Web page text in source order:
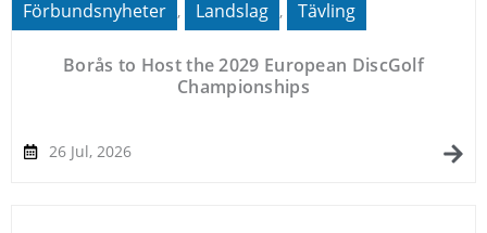
Förbundsnyheter , Landslag , Tävling
Borås to Host the 2029 European DiscGolf
Championships
26 Jul, 2026